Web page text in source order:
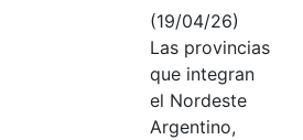
(19/04/26)
Las provincias
que integran
el Nordeste
Argentino,